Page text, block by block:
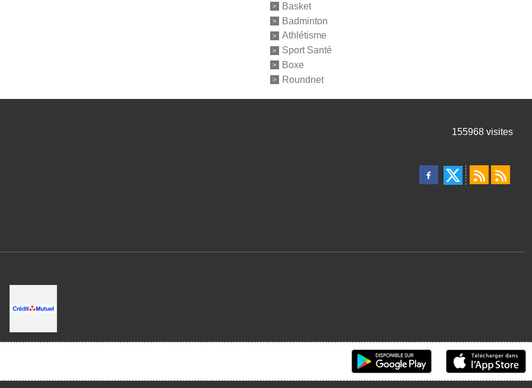
Basket
Badminton
Athlétisme
Sport Santé
Boxe
Roundnet
155968 visites